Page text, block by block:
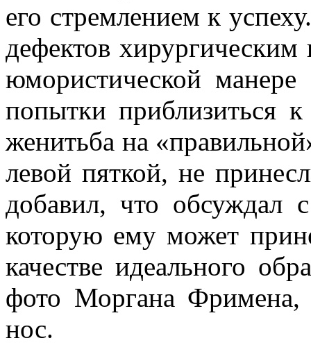
его стремлением к
дефектов
юмористической
попытки приблизиться
женитьба на
левой пяткой, не
добавил, что обсуждал
которую ему может
качестве идеального
фото Моргана Фримена,
нос.